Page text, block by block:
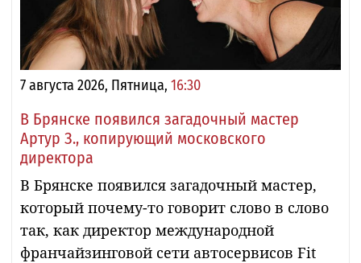
7 августа 2026, Пятница, 16:30
В Брянске появился загадочный мастер
Артур З., копирующий московского
директора
В Брянске появился загадочный мастер,
который почему-то говорит слово в слово
так, как директор международной
франчайзинговой сети автосервисов Fit